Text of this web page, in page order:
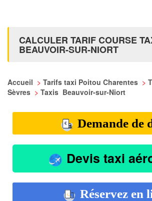
CALCULER TARIF COURSE
BEAUVOIR-SUR-NIORT
Accueil > Tarifs taxi Poitou Charentes >
Sèvres > Taxis Beauvoir-sur-Niort
Demande de
Devis taxi
Réservez en